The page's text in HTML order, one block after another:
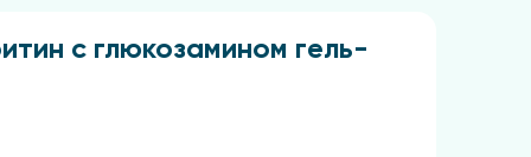
с глюкозамином гель-